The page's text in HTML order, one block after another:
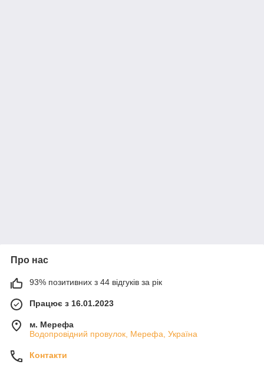
Про нас
93% позитивних з 44 відгуків за рік
Працює з 16.01.2023
м. Мерефа
Водопровідний провулок, Мерефа, Україна
Контакти